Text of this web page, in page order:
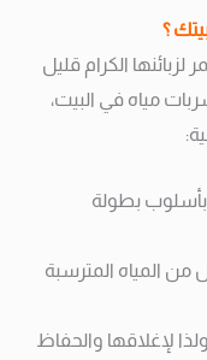
؟
الكرام قليل
مياه في البيت،
بأسلوب بطولة
من المياه المترسبة
لإغلاقها والحفاظ